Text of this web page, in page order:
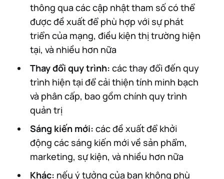
thông qua các cập nhật tham số có thể
được đề xuất để phù hợp với sự phát
triển của mạng, điều kiện thị trường hiện
tại, và nhiều hơn nữa
Thay đổi quy trình: các thay đổi đến quy
trình hiện tại để cải thiện tính minh bạch
và phân cấp, bao gồm chính quy trình
quản trị
Sáng kiến mới: các đề xuất để khởi
động các sáng kiến mới về sản phẩm,
marketing, sự kiện, và nhiều hơn nữa
Khác: nếu ý tưởng của bạn không phù